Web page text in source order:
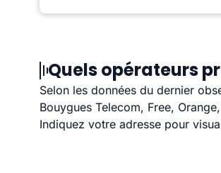
Quels opérateurs
Selon les données du dernier
Bouygues Telecom, Free,
Indiquez votre adresse pour